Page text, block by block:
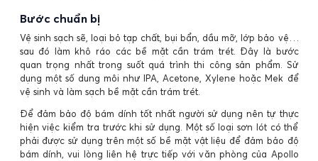
Bước chuẩn bị
Vệ sinh sạch sẽ, loại bỏ tạp chất, bụi bẩn, dầu mỡ, lớp bảo vệ…
sau đó làm khô ráo các bề mặt cần trám trét. Đây là bước
quan trọng nhất trong suốt quá trình thi công sản phẩm. Sử
dụng một số dung môi như IPA, Acetone, Xylene hoặc Mek để
vệ sinh và làm sạch bề mặt cần trám trét.
Để đảm bảo độ bám dính tốt nhất người sử dụng nên tự thực
hiện việc kiểm tra trước khi sử dụng. Một số loại sơn lót có thể
phải được sử dụng trên một số bề mặt vật liệu để đảm bảo độ
bám dính, vui lòng liên hệ trực tiếp với văn phòng của Apollo